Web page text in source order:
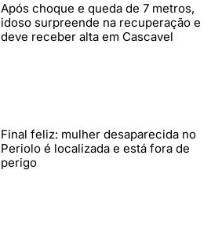
Após choque e queda de 7 metros,
idoso surpreende na recuperação e
deve receber alta em Cascavel
Final feliz: mulher desaparecida no
Periolo é localizada e está fora de
perigo